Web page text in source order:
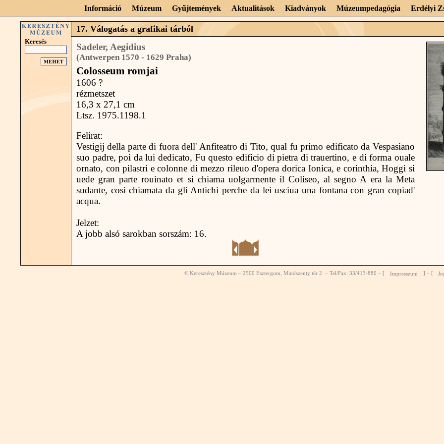
Információ Múzeum Gyűjtemények Aktualitások Kiadványok Múzeumpedagógia Erdélyi
Keresés
17. Válogatás a grafikai tárból
Sadeler, Aegidius
(Antwerpen 1570 - 1629 Praha)
Colosseum romjai
1606 ?
rézmetszet
16,3 x 27,1 cm
Ltsz. 1975.1198.1
Felirat:
Vestigij della parte di fuora dell' Anfiteatro di Tito, qual fu primo edificato da Vespasiano
suo padre, poi da lui dedicato, Fu questo edificio di pietra di trauertino, e di forma ouale
ornato, con pilastri e colonne di mezzo rileuo d'opera dorica Ionica, e corinthia, Hoggi si
uede gran parte rouinato et si chiama uolgarmente il Coliseo, al segno A era la Meta
sudante, cosi chiamata da gli Antichi perche da lei usciua una fontana con gran copiad'
acqua.
Jelzet:
A jobb alsó sarokban sorszám: 16.
© Keresztény Múzeum – 2500 Esztergom, Mindszenty tér 2. – Tel/Fax: 33/413-880 – [ Impresszum ] – [